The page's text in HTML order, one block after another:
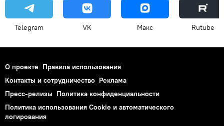
Telegram VK Макс Rutube
О проекте Правила использования
Контакты и сотрудничество Реклама
Пресс-релизы Политика конфиденциальности
Политика использования Cookie и автоматического
логирования